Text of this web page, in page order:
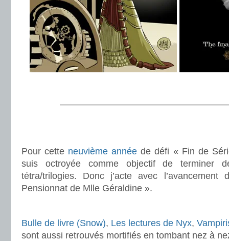
Pour cette neuvième année de défi « Fin de
suis octroyée comme objectif de terminer
tétra/trilogies. Donc j’acte avec l’avancement
Pensionnat de Mlle Géraldine ».
Bulle de livre (Snow), Les lectures de Nyx,
sont aussi retrouvés mortifiés en tombant nez à